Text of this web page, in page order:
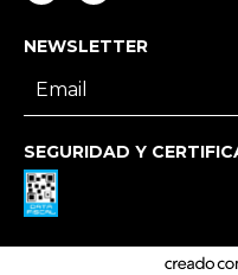
NEWSLETTER
SEGURIDAD Y